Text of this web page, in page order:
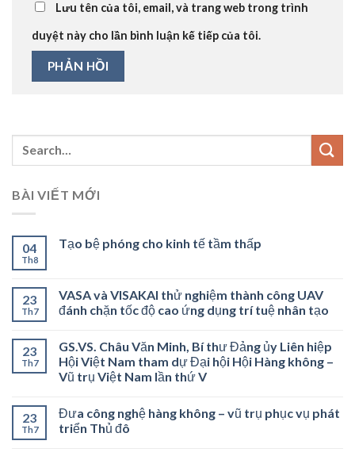
Lưu tên của tôi, email, và trang web trong trình
duyệt này cho lần bình luận kế tiếp của tôi.
BÀI VIẾT MỚI
04
Th8
Tạo bệ phóng cho kinh tế tầm thấp
23
Th7
VASA và VISAKAI thử nghiệm thành công UAV
đánh chặn tốc độ cao ứng dụng trí tuệ nhân tạo
23
Th7
GS.VS. Châu Văn Minh, Bí thư Đảng ủy Liên hiệp
Hội Việt Nam tham dự Đại hội Hội Hàng không –
Vũ trụ Việt Nam lần thứ V
23
Th7
Đưa công nghệ hàng không – vũ trụ phục vụ phát
triển Thủ đô